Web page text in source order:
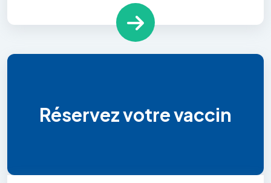
Réservez votre vaccin